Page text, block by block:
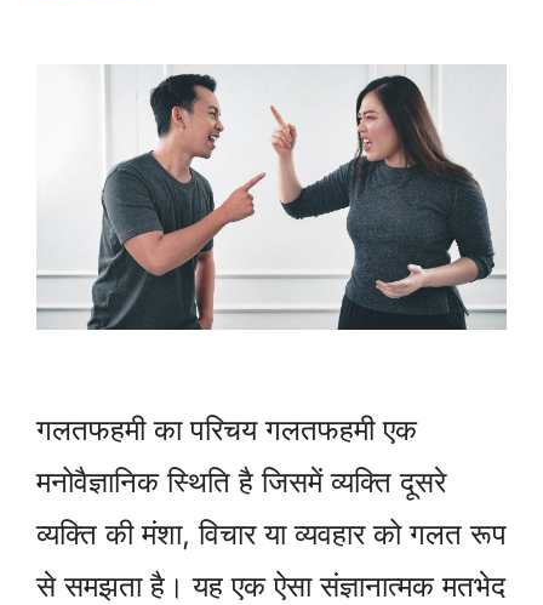
गलतफहमी का परिचय गलतफहमी एक
मनोवैज्ञानिक स्थिति है जिसमें व्यक्ति दूसरे
व्यक्ति की मंशा, विचार या व्यवहार को गलत रूप
से समझता है। यह एक ऐसा संज्ञानात्मक मतभेद